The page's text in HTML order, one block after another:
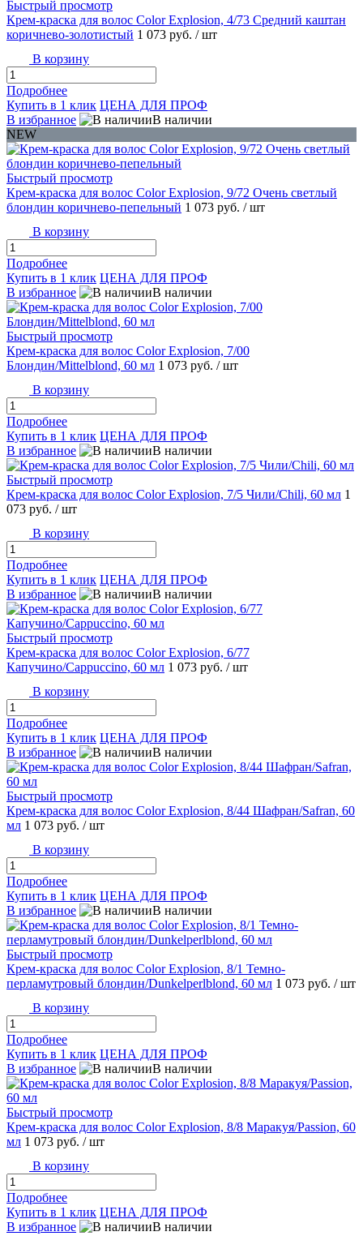
Быстрый просмотр
Крем-краска для волос Color Explosion, 4/73 Средний каштан
коричнево-золотистый 1 073 руб. / шт
В корзину
Подробнее
Купить в 1 клик ЦЕНА ДЛЯ ПРОФ
В избранное
В наличии
NEW
Быстрый просмотр
Крем-краска для волос Color Explosion, 9/72 Очень светлый
блондин коричнево-пепельный 1 073 руб. / шт
В корзину
Подробнее
Купить в 1 клик ЦЕНА ДЛЯ ПРОФ
В избранное
В наличии
Быстрый просмотр
Крем-краска для волос Color Explosion, 7/00
Блондин/Mittelblond, 60 мл 1 073 руб. / шт
В корзину
Подробнее
Купить в 1 клик ЦЕНА ДЛЯ ПРОФ
В избранное
В наличии
Быстрый просмотр
Крем-краска для волос Color Explosion, 7/5 Чили/Chili, 60 мл 1
073 руб. / шт
В корзину
Подробнее
Купить в 1 клик ЦЕНА ДЛЯ ПРОФ
В избранное
В наличии
Быстрый просмотр
Крем-краска для волос Color Explosion, 6/77
Капучино/Cappuccino, 60 мл 1 073 руб. / шт
В корзину
Подробнее
Купить в 1 клик ЦЕНА ДЛЯ ПРОФ
В избранное
В наличии
Быстрый просмотр
Крем-краска для волос Color Explosion, 8/44 Шафран/Safran, 60
мл 1 073 руб. / шт
В корзину
Подробнее
Купить в 1 клик ЦЕНА ДЛЯ ПРОФ
В избранное
В наличии
Быстрый просмотр
Крем-краска для волос Color Explosion, 8/1 Темно-
перламутровый блондин/Dunkelperlblond, 60 мл 1 073 руб. / шт
В корзину
Подробнее
Купить в 1 клик ЦЕНА ДЛЯ ПРОФ
В избранное
В наличии
Быстрый просмотр
Крем-краска для волос Color Explosion, 8/8 Маракуя/Passion, 60
мл 1 073 руб. / шт
В корзину
Подробнее
Купить в 1 клик ЦЕНА ДЛЯ ПРОФ
В избранное
В наличии